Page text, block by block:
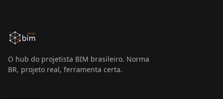
O hub do projetista BIM brasileiro. Norma
BR, projeto real, ferramenta certa.